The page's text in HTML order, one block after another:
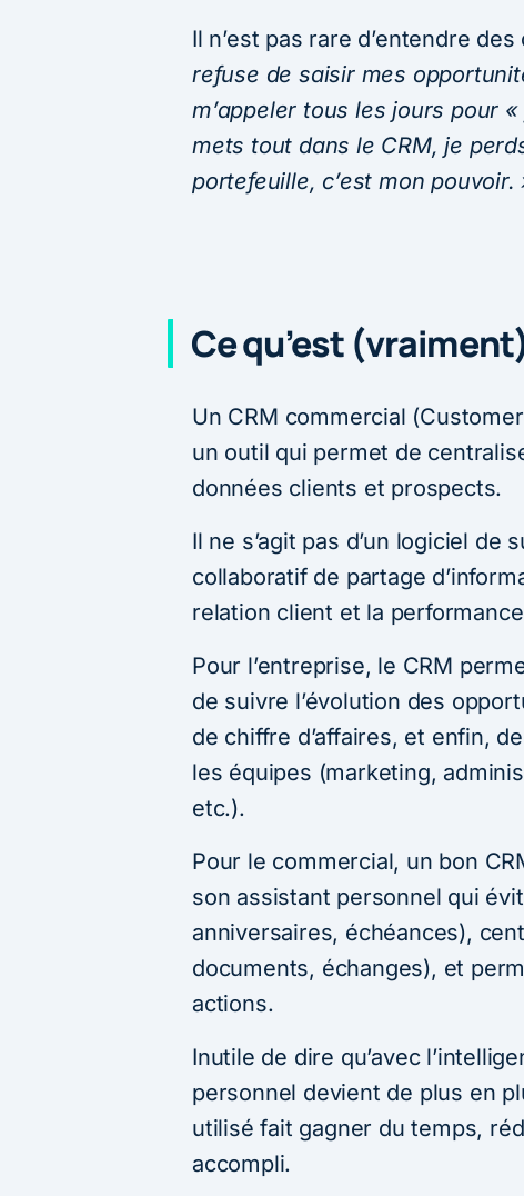
Il n’est pas rare d’entendre
refuse de saisir mes
m’appeler tous les jours pour
mets tout dans le CRM, je
portefeuille, c’est mon pouvoir.
Ce qu’est
Un CRM commercial
un outil qui permet de
données clients et prospects.
Il ne s’agit pas d’un logiciel de
collaboratif de partage
relation client et la
Pour l’entreprise, le CRM
de suivre l’évolution des
de chiffre d’affaires, et enfin,
les équipes (marketing,
etc.).
Pour le commercial, un bon
son assistant personnel qui
anniversaires, échéances),
documents, échanges), et
actions.
Inutile de dire qu’avec
personnel devient de plus en
utilisé fait gagner du temps,
accompli.